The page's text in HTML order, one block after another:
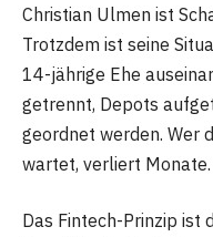
Christian Ulmen ist
Trotzdem ist seine
14-jährige Ehe
getrennt, Depots
geordnet werden. Wer
wartet, verliert Monate.
Das Fintech-Prinzip ist